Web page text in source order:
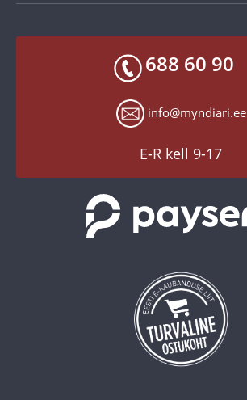
Toodete kohaletoimetamine
Facebook
688 60 90
info@myndiari.ee
E-R kell 9-17